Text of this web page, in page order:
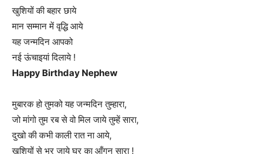
खुशियों की बहार छाये
मान सम्मान में वृद्धि आये
यह जन्मदिन आपको
नई ऊंचाइयां दिलाये !
Happy Birthday Nephew
मुबारक हो तुमको यह जन्मदिन तुम्हारा,
जो मांगो तुम रब से वो मिल जाये तुम्हें सारा,
दुखो की कभी काली रात ना आये,
खुशियों से भर जाये घर का आँगन सारा !